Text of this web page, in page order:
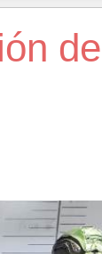
de